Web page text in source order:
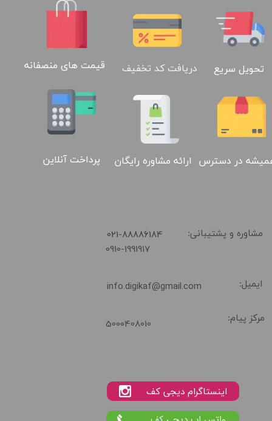
تحویل سریع دریافت کد تخفیف قیمت های منصفانه
در دسترس ارائه مشاوره رایگان پرداخت آنلاین
مشاوره و پشتیبانی: ​021-88886184
info.digikaf@gmail.com ایمیل:
مرکز پیام: 5000408010
0910-1991917